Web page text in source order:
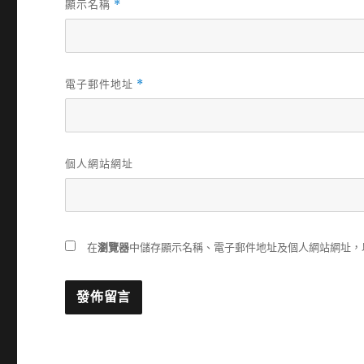
顯示名稱 *
電子郵件地址 *
個人網站網址
在瀏覽器中儲存顯示名稱、電子郵件地址及個人網站網址